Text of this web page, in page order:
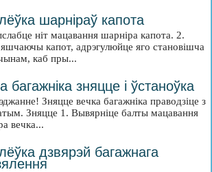
шарніраў капота
ніт мацавання шарніра капота. 2.
капот, адрэгулюйце яго становішча
каб пры...
багажніка зняцце і ўстаноўка
Зняцце вечка багажніка праводзіце з
Зняцце 1. Вывярніце балты мацавання
вечка...
дзвярэй багажнага